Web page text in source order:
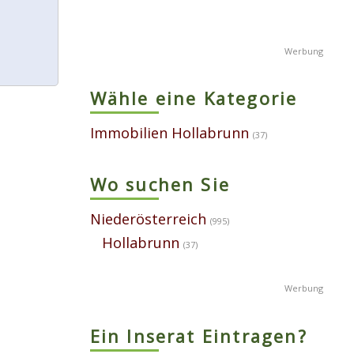
Wähle eine Kategorie
Immobilien Hollabrunn (37)
Wo suchen Sie
Niederösterreich (995)
Hollabrunn (37)
Ein Inserat Eintragen?